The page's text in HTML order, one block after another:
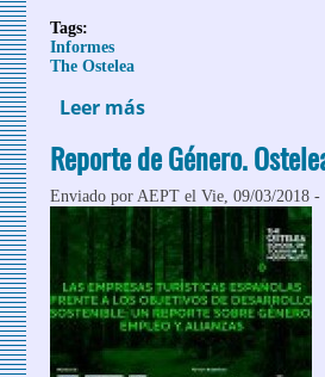
Tags:
Informes
The Ostelea
Leer más sobre Ostelea:
Reporte de Género.
Enviado porAEPT el Vie, 09/03/2018 -